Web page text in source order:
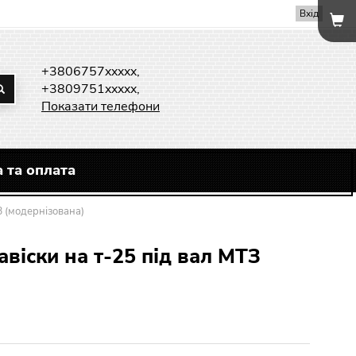
Вхід
+3806757xxxxx,
+3809751xxxxx,
Показати телефони
та оплата
(модернізована)
на т-25 під вал МТЗ